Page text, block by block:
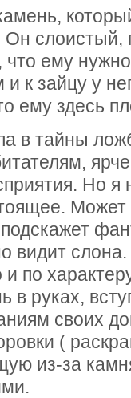
Он
ему
к зайцу у
ему здесь
в тайны
Но я
Может
видит
по
в руках,
своих
(
из-за